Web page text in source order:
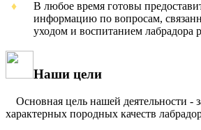
В любое время готовы
информацию по вопросам,
уходом и воспитанием лабрадора
Наши цели
Основная цель нашей деятельности -
характерных породных качеств